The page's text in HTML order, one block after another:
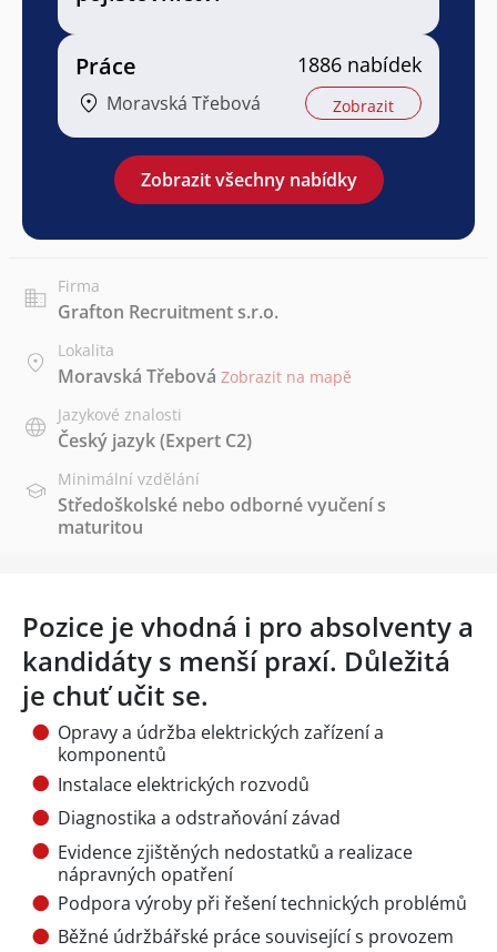
Práce
Moravská Třebová
1886 nabídek
Zobrazit
Zobrazit všechny nabídky
Firma
Grafton Recruitment s.r.o.
Lokalita
Moravská Třebová Zobrazit na mapě
Jazykové znalosti
Český jazyk(Expert C2)
Minimální vzdělání
Středoškolské nebo odborné vyučení s
maturitou
Pozice je vhodná i pro absolventy a
kandidáty s menší praxí. Důležitá
je chuť učit se.
Opravy a údržba elektrických zařízení a
komponentů
Instalace elektrických rozvodů
Diagnostika a odstraňování závad
Evidence zjištěných nedostatků a realizace
nápravných opatření
Podpora výroby při řešení technických problémů
Běžné údržbářské práce související s provozem